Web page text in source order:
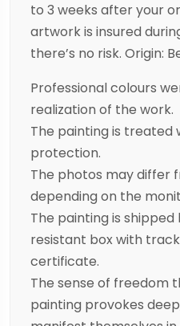
to 3 weeks after your
artwork is insured
there’s no risk. Origin:
Professional colours
realization of the work.
The painting is treated
protection.
The photos may differ
depending on the
The painting is
resistant box with
certificate.
The sense of freedom
painting provokes